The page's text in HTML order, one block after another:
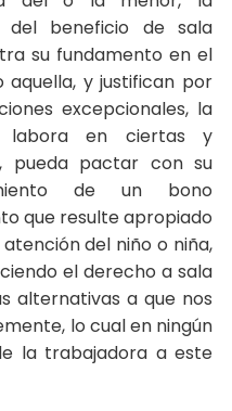
del beneficio de sala
su fundamento en el
y justifican por
excepcionales, la
labora en ciertas y
pueda pactar con su
de un bono
que resulte apropiado
del niño o niña,
el derecho a sala
alternativas a que nos
lo cual en ningún
la trabajadora a este